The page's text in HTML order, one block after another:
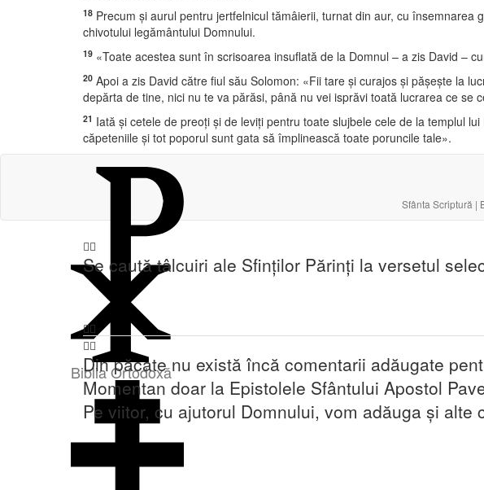
18 Precum şi aurul pentru jertfelnicul tămâierii, turnat din aur, cu
chivotului legământului Domnului.
19 «Toate acestea sunt în scrisoarea insuflată de la Domnul – a zis David –
20 Apoi a zis David către fiul său Solomon: «Fii tare şi curajos şi păşeşte la
depărta de tine, nici nu te va părăsi, până nu vei isprăvi toată lucrarea ce se
21 Iată şi cetele de preoţi şi de leviţi pentru toate slujbele cele de la templul
căpeteniile şi tot poporul sunt gata să împlinească toate poruncile tale».
Biblia Ortodoxă
Sfânta Scriptură |
Se caută tâlcuiri ale Sfinților Părinți la versetul
Din păcate nu există încă comentarii adăugate
Momentan doar la Epistolele Sfântului Apostol
Pe viitor, cu ajutorul Domnului, vom adăuga și alte